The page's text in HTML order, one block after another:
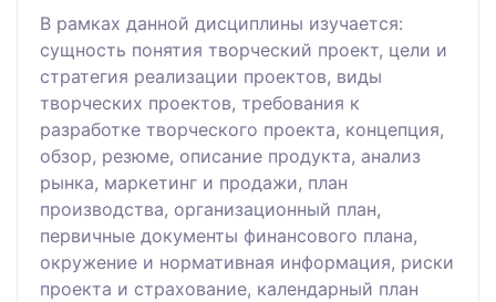
В рамках данной дисциплины изучается:
сущность понятия творческий проект, цели и
стратегия реализации проектов, виды
творческих проектов, требования к
разработке творческого проекта, концепция,
обзор, резюме, описание продукта, анализ
рынка, маркетинг и продажи, план
производства, организационный план,
первичные документы финансового плана,
окружение и нормативная информация, риски
проекта и страхование, календарный план